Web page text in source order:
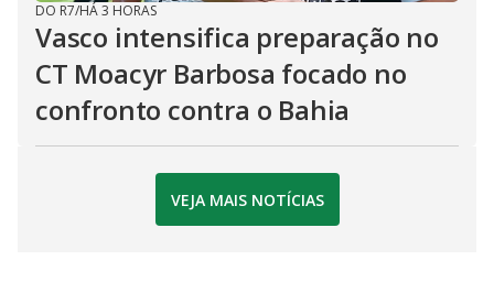
DO R7/HÁ 3 HORAS
Vasco intensifica preparação no
CT Moacyr Barbosa focado no
confronto contra o Bahia
VEJA MAIS NOTÍCIAS